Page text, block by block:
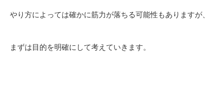
やり方によっては確かに筋力が落ちる可能性もありますが、
まずは目的を明確にして考えていきます。